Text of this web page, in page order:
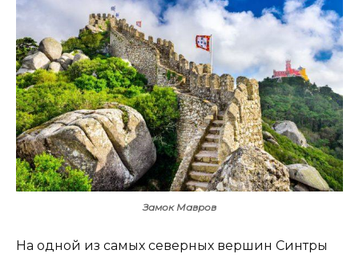
Замок Мавров
На одной из самых северных вершин Синтры